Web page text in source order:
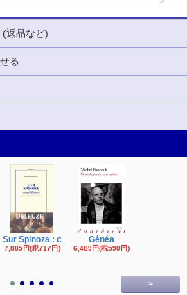
返品など)
る
Sur Spinoza : c
7,885円(税717円)
Généa
6,489円(税590円)
>